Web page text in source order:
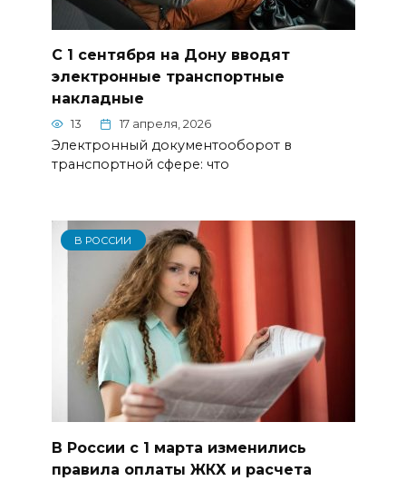
С 1 сентября на Дону вводят
электронные транспортные
накладные
13 17 апреля, 2026
Электронный документооборот в
транспортной сфере: что
В РОССИИ
В России с 1 марта изменились
правила оплаты ЖКХ и расчета